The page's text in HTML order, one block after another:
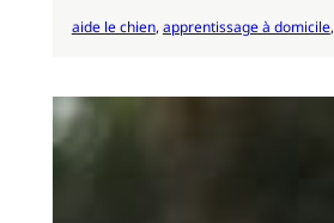
aide le chien, apprentissage à domicile,